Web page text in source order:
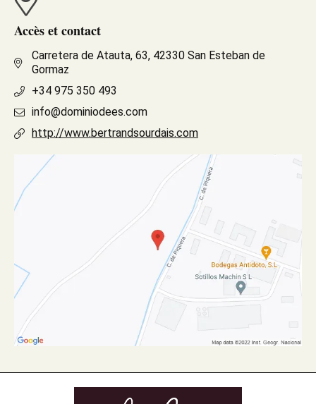
Accès et contact
Carretera de Atauta, 63, 42330 San Esteban de
Gormaz
+34 975 350 493
info@dominiodees.com
http://www.bertrandsourdais.com